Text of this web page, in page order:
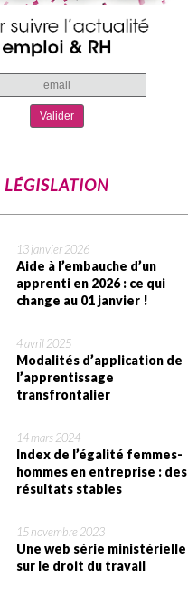
LÉGISLATION
13 janvier 2026
Aide à l’embauche d’un
apprenti en 2026 : ce qui
change au 01 janvier !
4 avril 2025
Modalités d’application de
l’apprentissage
transfrontalier
14 mars 2024
Index de l’égalité femmes-
hommes en entreprise : des
résultats stables
15 novembre 2023
Une web série ministérielle
sur le droit du travail